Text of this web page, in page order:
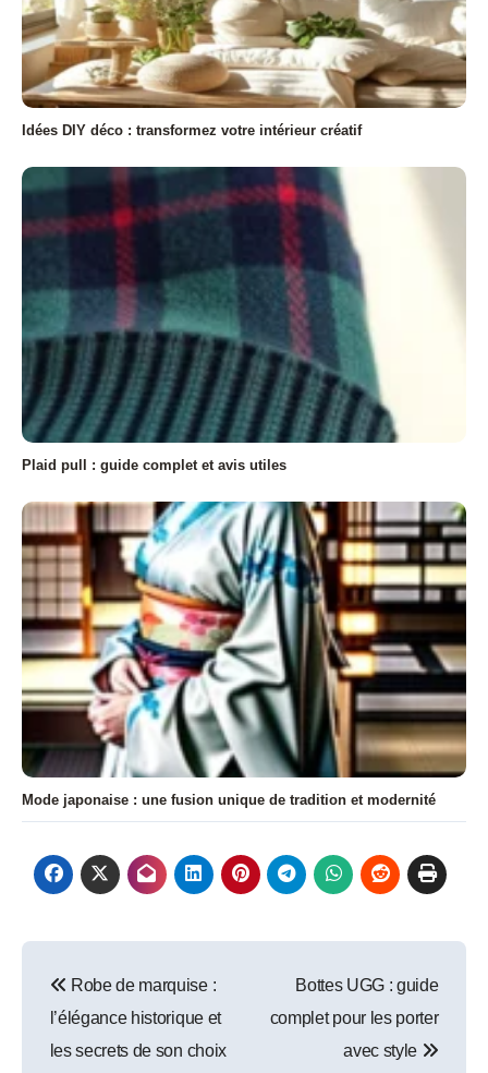
Idées DIY déco : transformez votre intérieur créatif
Plaid pull : guide complet et avis utiles
Mode japonaise : une fusion unique de tradition et modernité
de
l’article
Robe de marquise :
l’élégance historique et
les secrets de son choix
Bottes UGG : guide
complet pour les porter
avec style